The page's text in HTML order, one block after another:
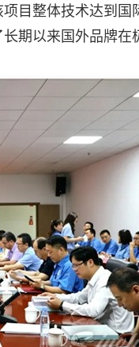
目整体技术达到国
期以来国外品牌在